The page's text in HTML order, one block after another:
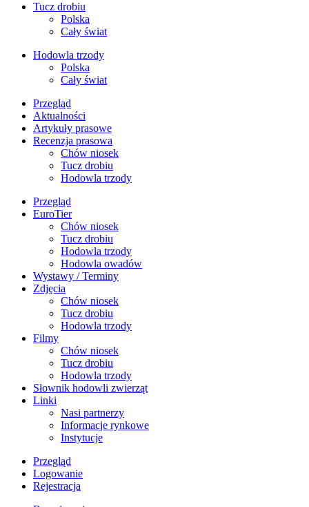
Tucz drobiu
Polska
Cały świat
Hodowla trzody
Polska
Cały świat
Przegląd
Aktualności
Artykuły prasowe
Recenzja prasowa
Chów niosek
Tucz drobiu
Hodowla trzody
Przegląd
EuroTier
Chów niosek
Tucz drobiu
Hodowla trzody
Hodowla owadów
Wystawy / Terminy
Zdjęcia
Chów niosek
Tucz drobiu
Hodowla trzody
Filmy
Chów niosek
Tucz drobiu
Hodowla trzody
Słownik hodowli zwierząt
Linki
Nasi partnerzy
Informacje rynkowe
Instytucje
Przegląd
Logowanie
Rejestracja